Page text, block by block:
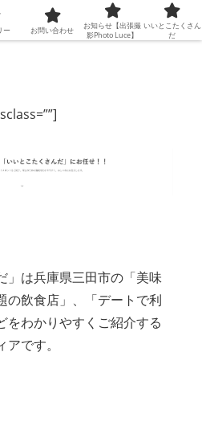
」は兵庫県三田市の「美味
の飲食店」、「デートで利
をわかりやすくご紹介する
です。
ー お問い合わせ
お知らせ【出張撮
影Photo Luce】
いいとこたくさん
だ